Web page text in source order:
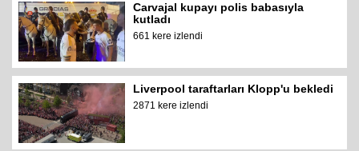
Carvajal kupayı polis babasıyla
kutladı
661 kere izlendi
Liverpool taraftarları Klopp'u bekledi
2871 kere izlendi